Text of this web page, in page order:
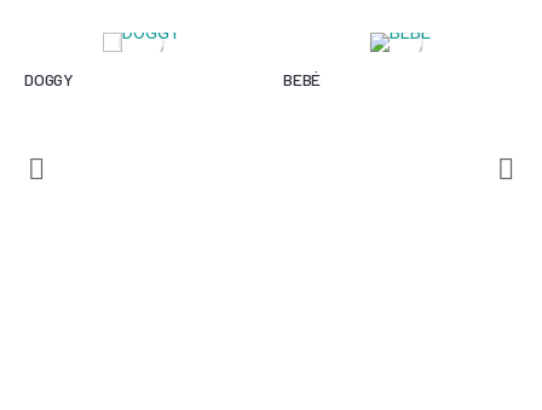
DOGGY BEBÉ